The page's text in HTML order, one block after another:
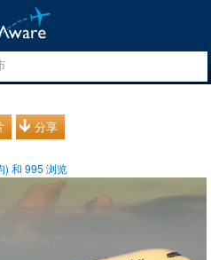
分享
) 和995 浏览